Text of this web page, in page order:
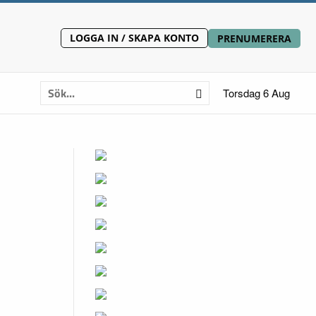
LOGGA IN / SKAPA KONTO PRENUMERERA
Torsdag 6 Aug